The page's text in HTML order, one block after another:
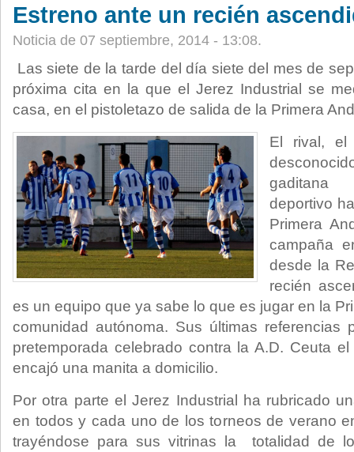
Estreno ante un recién
Noticia de 07 septiembre, 2014 - 13:08.
Las siete de la tarde del día siete del mes de
próxima cita en la que el Jerez Industrial se
casa, en el pistoletazo de salida de la Primera
El rival, el
gaditana
deportivo
Primera
campaña
desde la
recién
es un equipo que ya sabe lo que es jugar en la
comunidad autónoma. Sus últimas referencias
pretemporada celebrado contra la A.D. Ceuta
encajó una manita a domicilio.
Por otra parte el Jerez Industrial ha rubricado
en todos y cada uno de los torneos de verano
trayéndose para sus vitrinas la totalidad de